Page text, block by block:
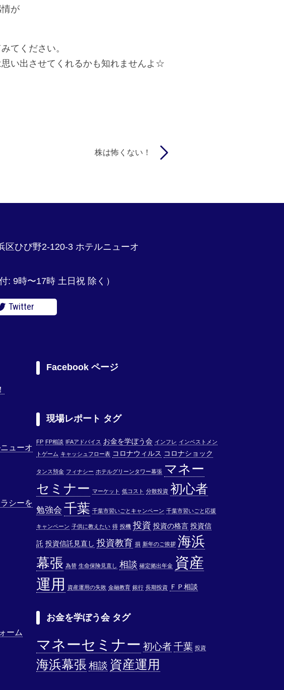
が
てください。
い出させてくれるかも知れませんよ☆
株は怖くない！
区ひび野2-120-3 ホテルニューオ
付: 9時〜17時 土日祝 除く）
Twitter
ューオ
シーを
ーム
Facebook ページ
現場レポート タグ
FP FP相談 IFAアドバイス お金を学ぼう会 インフレ インベストメン
トゲーム キャッシュフロー表 コロナウィルス コロナショック
タンス預金 フィナシー ホテルグリーンタワー幕張 マネー
セミナー マーケット 低コスト 分散投資 初心者
勉強会 千葉 千葉市習いごとキャンペーン 千葉市習いごと応援
キャンペーン 子供に教えたい 得 投機 投資 投資の格言 投資信
託 投資信託見直し 投資教育 損 新年のご挨拶 海浜
幕張 為替 生命保険見直し 相談 確定拠出年金 資産
運用
資産運用の失敗 金融教育 銀行 長期投資 ＦＰ相談
お金を学ぼう会 タグ
マネーセミナー 初心者千葉 投資
海浜幕張 相談 資産運用